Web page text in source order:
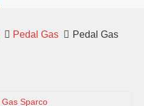
Pedal Gas
Pedal Gas